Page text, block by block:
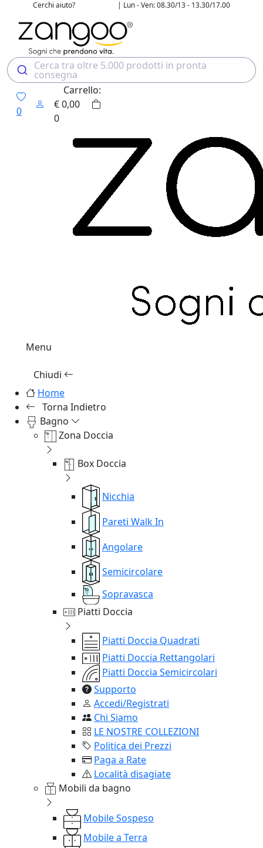
Cerchi aiuto? | Lun - Ven: 08.30/13 - 13.30/17.00
Cerca tra oltre 5.000 prodotti in pronta
consegna
0
Carrello:
€0,00
0
Menu
Chiudi
Home
Torna Indietro
Bagno
Zona Doccia
Box Doccia
Nicchia
Pareti Walk In
Angolare
Semicircolare
Sopravasca
Piatti Doccia
Piatti Doccia Quadrati
Piatti Doccia Rettangolari
Piatti Doccia Semicircolari
Supporto
Accedi/Registrati
Chi Siamo
LE NOSTRE COLLEZIONI
Politica dei Prezzi
Paga a Rate
Località disagiate
Mobili da bagno
Mobile Sospeso
Mobile a Terra